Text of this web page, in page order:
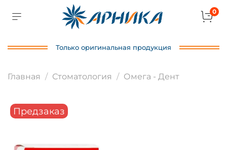
0
Только оригинальная продукция
Главная Стоматология Омега - Дент
Предзаказ